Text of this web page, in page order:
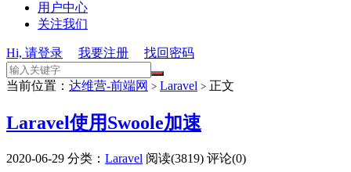
用户中心
关注我们
Hi, 请登录 我要注册 找回密码
当前位置： 达维营-前端网 > Laravel > 正文
Laravel使用Swoole加速
2020-06-29 分类： Laravel 阅读(3819) 评论(0)